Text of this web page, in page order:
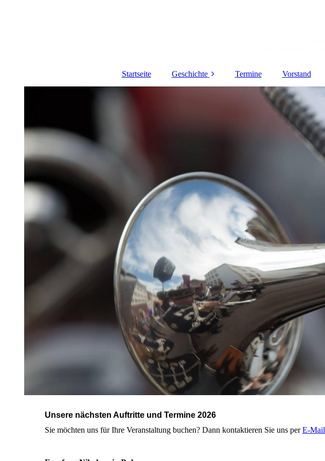
Startseite Geschichte Termine Vorstand
Unsere nächsten Auftritte und Termine 2026
Sie möchten uns für Ihre Veranstaltung buchen? Dann kontaktieren Sie uns perE-Mail